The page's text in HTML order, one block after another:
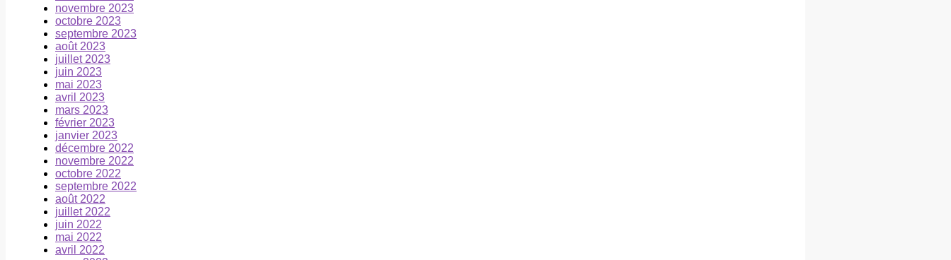
novembre 2023
octobre 2023
septembre 2023
août 2023
juillet 2023
juin 2023
mai 2023
avril 2023
mars 2023
février 2023
janvier 2023
décembre 2022
novembre 2022
octobre 2022
septembre 2022
août 2022
juillet 2022
juin 2022
mai 2022
avril 2022